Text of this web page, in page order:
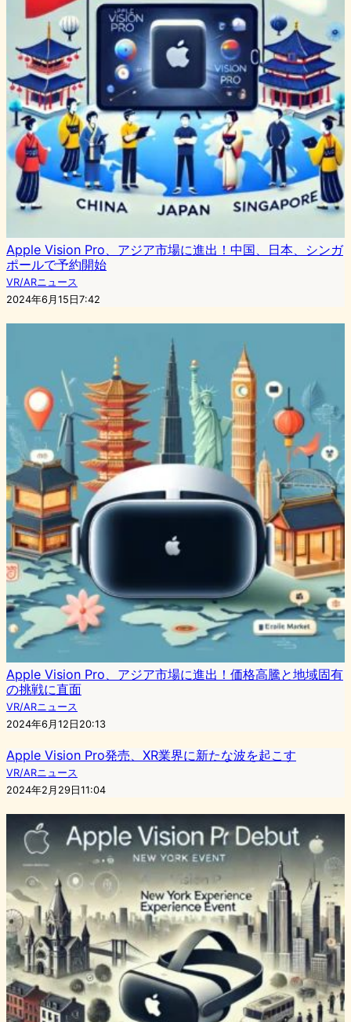
Apple Vision Pro、アジア市場に進出！中国、日本、シンガ
ポールで予約開始
VR/ARニュース
2024年6月15日7:42
Apple Vision Pro、アジア市場に進出！価格高騰と地域固有
の挑戦に直面
VR/ARニュース
2024年6月12日20:13
Apple Vision Pro発売、XR業界に新たな波を起こす
VR/ARニュース
2024年2月29日11:04